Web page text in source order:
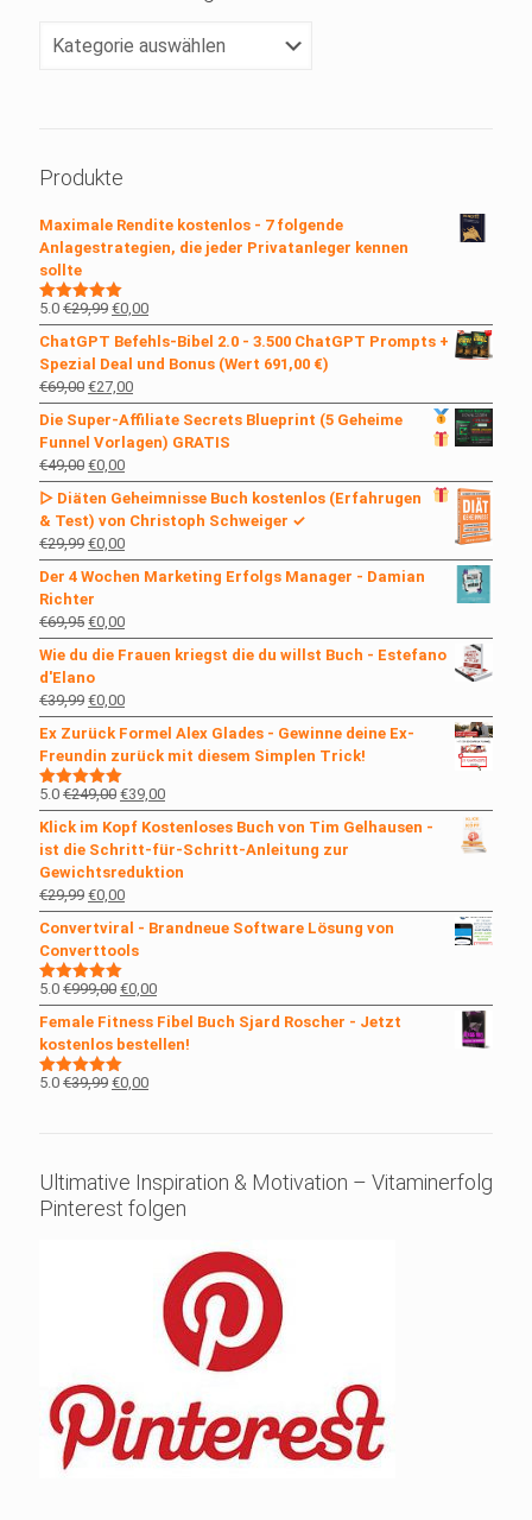
Dein
Produkte
Maximale Rendite kostenlos - 7 folgende
Anlagestrategien, die jeder Privatanleger kennen
sollte
Bewertet
mit5.00
von 5
5.0 €29,99 Ursprünglicher
Preis
war:
€29,99
€0,00Aktueller
Preis
ist:
€0,00.
ChatGPT Befehls-Bibel 2.0 - 3.500 ChatGPT Prompts +
Spezial Deal und Bonus (Wert 691,00 €)
€69,00 Ursprünglicher
Preis
war:
€69,00
€27,00Aktueller
Preis
ist:
€27,00.
Die Super-Affiliate Secrets Blueprint (5 Geheime
Funnel Vorlagen) GRATIS
€49,00 Ursprünglicher
Preis
war:
€49,00
€0,00Aktueller
Preis
ist:
€0,00.
▷ Diäten Geheimnisse Buch kostenlos (Erfahrugen
& Test) von Christoph Schweiger ✓
€29,99 Ursprünglicher
Preis
war:
€29,99
€0,00Aktueller
Preis
ist:
Der 4 Wochen Marketing Erfolgs Manager - Damian
Richter
€69,95 Ursprünglicher
Preis
war:
€69,95
€0,00Aktueller
Preis
ist:
Wie du die Frauen kriegst die du willst Buch - Estefano
d'Elano
€39,99 Ursprünglicher
Preis
war:
€39,99
€0,00Aktueller
Preis
ist:
€0,00.
Ex Zurück Formel Alex Glades - Gewinne deine Ex-
Freundin zurück mit diesem Simplen Trick!
Bewertet
mit5.00
von 5
5.0 €249,00 Ursprünglicher
Preis
war:
€249,00
€39,00Aktueller
Preis
ist:
€39,00.
Klick im Kopf Kostenloses Buch von Tim Gelhausen -
ist die Schritt-für-Schritt-Anleitung zur
Gewichtsreduktion
€29,99 Ursprünglicher
Preis
war:
€29,99
€0,00Aktueller
Preis
ist:
€0,00.
Convertviral - Brandneue Software Lösung von
Converttools
Bewertet
mit5.00
von 5
5.0 €999,00 Ursprünglicher
Preis
war:
€999,00
€0,00Aktueller
Preis
ist:
€0,00.
Female Fitness Fibel Buch Sjard Roscher - Jetzt
kostenlos bestellen!
Bewertet
5.0 €39,99 Ursprünglicher
€0,00Aktueller
Ultimative Inspiration & Motivation – Vitaminerfolg
Pinterest folgen